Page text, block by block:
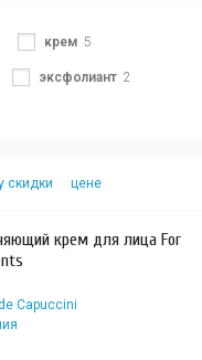
крем 5
эксфолиант 2
скидки цене
крем для лица For
Capuccini